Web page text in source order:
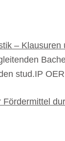
– Klausuren
stud.IP
Fördermittel